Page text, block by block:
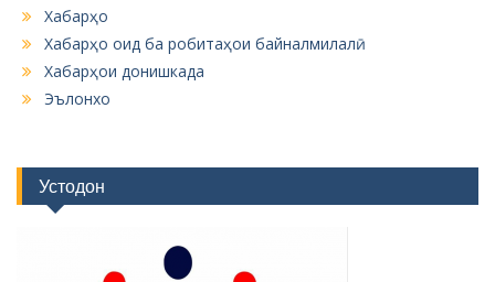
Хабарҳо
Хабарҳо оид ба робитаҳои байналмилалӣ
Хабарҳои донишкада
Эълонхо
Устодон